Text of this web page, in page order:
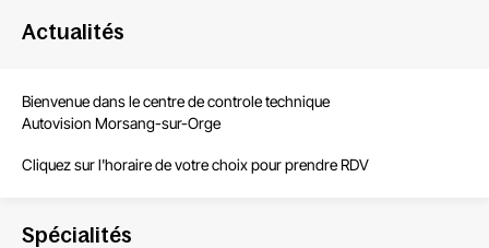
Actualités
Bienvenue dans le centre de controle technique
Autovision Morsang-sur-Orge
Cliquez sur l'horaire de votre choix pour prendre RDV
Spécialités